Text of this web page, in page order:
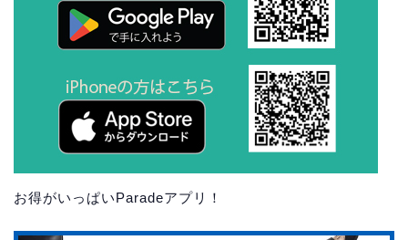
お得がいっぱいParadeアプリ！